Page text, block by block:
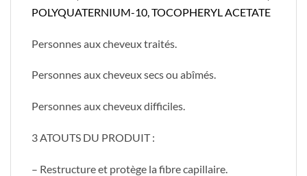
POLYQUATERNIUM-10, TOCOPHERYL ACETATE
​Personnes aux cheveux traités.
Personnes aux cheveux secs ou abîmés.
Personnes aux cheveux difficiles.
3 ATOUTS DU PRODUIT :
– Restructure et protège la fibre capillaire.